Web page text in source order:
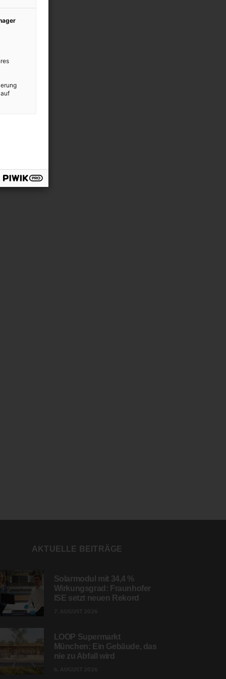
AKTUELLE BEITRÄGE
Solarmodul mit 34,4 %
Wirkungsgrad: Fraunhofer
ISE setzt neuen Rekord
LOOP Supermarkt
München: Ein Gebäude, das
nie zu Abfall wird